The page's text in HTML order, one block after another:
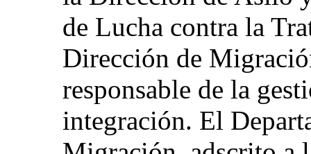
de Lucha contra la
Dirección de
responsable de la
integración. El